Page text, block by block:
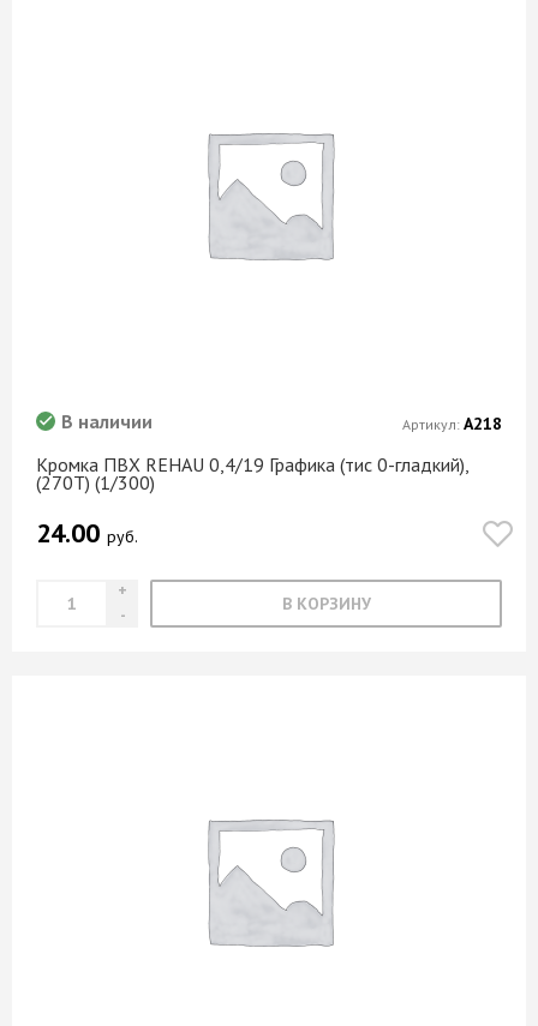
Кромка ПВХ REHAU 0,4/19 Графика (тис 0-гладкий),
(270T) (1/300)
В наличии
24.00 руб.
В КОРЗИНУ
Артикул: А218